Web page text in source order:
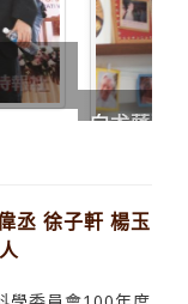
丞 徐子軒 楊玉